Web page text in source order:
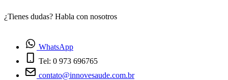
¿Tienes dudas? Habla con nosotros
WhatsApp
Tel: 0 973 696765
contato@innovesaude.com.br